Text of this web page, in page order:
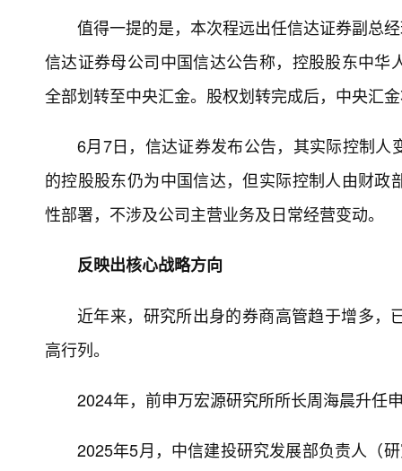
值得一提的是，本次程远出任信达证券副总
信达证券母公司中国信达公告称，控股股东中
全部划转至中央汇金。股权划转完成后，中央汇
6月7日，信达证券发布公告，其实际控制
的控股股东仍为中国信达，但实际控制人由财
性部署，不涉及公司主营业务及日常经营变动。
反映出核心战略方向
近年来，研究所出身的券商高管趋于增多
高行列。
2024年，前申万宏源研究所所长周海晨升任
2025年5月，中信建投研究发展部负责人（